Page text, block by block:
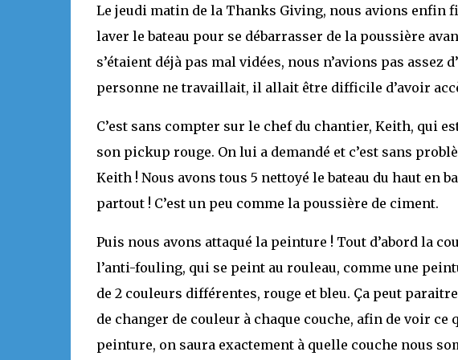
Le jeudi matin de la Thanks Giving, nous avions enfin
laver le bateau pour se débarrasser de la poussière
s’étaient déjà pas mal vidées, nous n’avions pas assez
personne ne travaillait, il allait être difficile d’avoir
C’est sans compter sur le chef du chantier, Keith, qui
son pickup rouge. On lui a demandé et c’est sans
Keith ! Nous avons tous 5 nettoyé le bateau du haut en
partout ! C’est un peu comme la poussière de ciment.
Puis nous avons attaqué la peinture ! Tout d’abord la
l’anti-fouling, qui se peint au rouleau, comme une
de 2 couleurs différentes, rouge et bleu. Ça peut
de changer de couleur à chaque couche, afin de voir ce
peinture, on saura exactement à quelle couche nous